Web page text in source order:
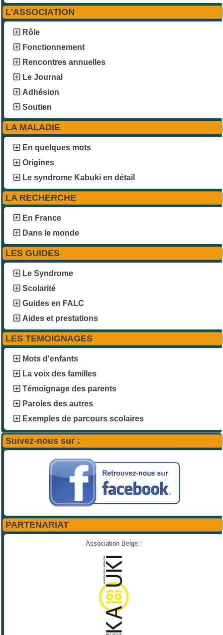
L'ASSOCIATION
Rôle
Fonctionnement
Rencontres annuelles
Le Journal
Adhésion
Soutien
LA MALADIE
En quelques mots
Origines
Le syndrome Kabuki en détail
LA RECHERCHE
En France
Dans le monde
LES GUIDES
Le Syndrome
Scolarité
Guides en FALC
Aides et prestations
LES TEMOIGNAGES
Mots d'enfants
La voix des familles
Témoignage des parents
Paroles des autres
Exemples de parcours scolaires
Suivez-nous sur :
PARTENARIAT
Association Belge :